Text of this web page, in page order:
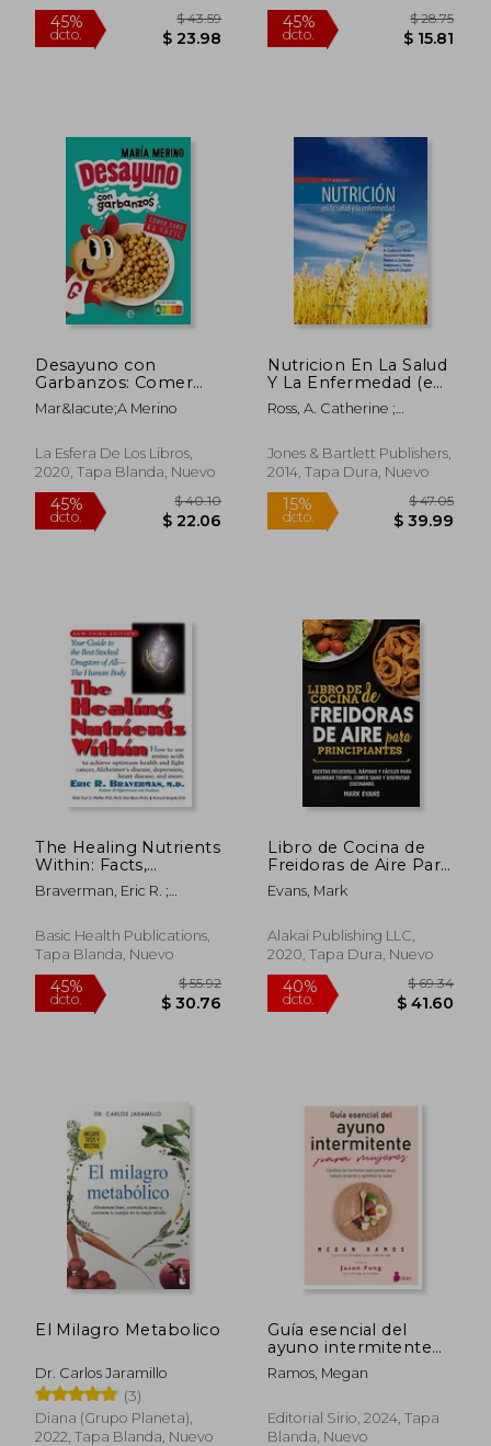
45%
dcto. $ 23.98 dcto.
Desayuno con
Garbanzos: Comer
Sano es Fácil
Mar&Iacute;A Merino
La Esfera De Los Libros,
2020, Tapa Blanda, Nuevo
45%
dcto.
Nutricion En La Salud
Y La Enfermedad (en
Inglés)
Ross, A. Catherine ;
Cousins, Robert J.
Jones & Bartlett Publishers,
2014, Tapa Dura, Nuevo
15%
dcto.
The Healing Nutrients
Within: Facts,
Findings, and New
Research on Amino
Braverman, Eric R. ;
Kenneth
Basic Health Publications,
Tapa Blanda, Nuevo
45%
dcto. $ 30.76
Libro de Cocina de
Freidoras de Aire Para
Principiantes: Recetas
Deliciosas, Rápidas y
Tiempo, Comer Sano
y Disfrutar Cocinando
Evans, Mark
Alakai Publishing LLC,
2020, Tapa Dura, Nuevo
40%
dcto.
El Milagro Metabolico
Dr. Carlos Jaramillo
(3)
Diana (Grupo Planeta),
2022, Tapa Blanda, Nuevo
Guía esencial del
ayuno intermitente
para Mujeres
Ramos, Megan
Editorial Sirio, 2024, Tapa
Blanda, Nuevo